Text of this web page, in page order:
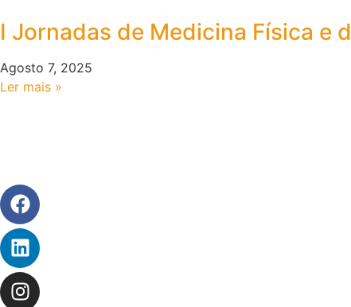
I Jornadas de Medicina Física e
Agosto 7, 2025
Ler mais »